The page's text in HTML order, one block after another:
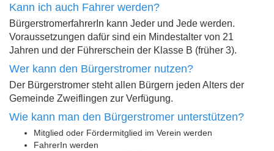
Kann ich auch Fahrer werden?
BürgerstromerfahrerIn kann Jeder und Jede werden.
Voraussetzungen dafür sind ein Mindestalter von 21
Jahren und der Führerschein der Klasse B (früher 3).
Wer kann den Bürgerstromer nutzen?
Der Bürgerstromer steht allen Bürgern jeden Alters der
Gemeinde Zweiflingen zur Verfügung.
Wie kann man den Bürgerstromer unterstützen?
Mitglied oder Fördermitglied im Verein werden
FahrerIn werden